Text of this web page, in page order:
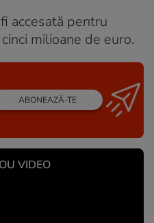
accesată pentru
milioane de euro.
ABONEAZĂ-TE
VIDEO